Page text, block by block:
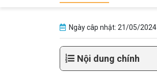
Ngày câp nhật: 21/05/2024
Nội dung chính